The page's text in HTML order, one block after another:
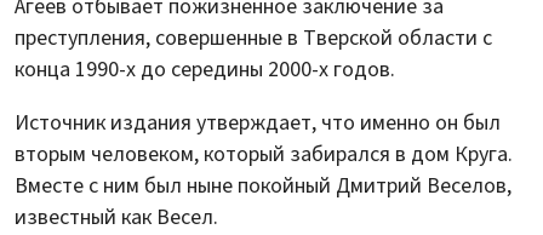
Агеев отбывает пожизненное заключение за
преступления, совершенные в Тверской области с
конца 1990-х до середины 2000-х годов.
Источник издания утверждает, что именно он был
вторым человеком, который забирался в дом Круга.
Вместе с ним был ныне покойный Дмитрий Веселов,
известный как Весел.